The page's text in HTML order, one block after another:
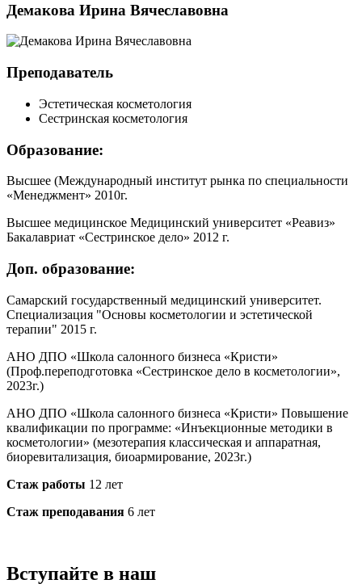
Демакова Ирина Вячеславовна
Преподаватель
Эстетическая косметология
Сестринская косметология
Образование:
Высшее (Международный институт рынка по специальности
«Менеджмент» 2010г.
Высшее медицинское Медицинский университет «Реавиз»
Бакалавриат «Сестринское дело» 2012 г.
Доп. образование:
Самарский государственный медицинский университет.
Специализация "Основы косметологии и эстетической
терапии" 2015 г.
АНО ДПО «Школа салонного бизнеса «Кристи»
(Проф.переподготовка «Сестринское дело в косметологии»,
2023г.)
АНО ДПО «Школа салонного бизнеса «Кристи» Повышение
квалификации по программе: «Инъекционные методики в
косметологии» (мезотерапия классическая и аппаратная,
биоревитализация, биоармирование, 2023г.)
Стаж работы 12 лет
Стаж преподавания 6 лет
Вступайте в наш